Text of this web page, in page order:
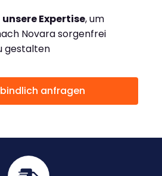
unsere Expertise, um
Novara sorgenfrei
gestalten
anfragen